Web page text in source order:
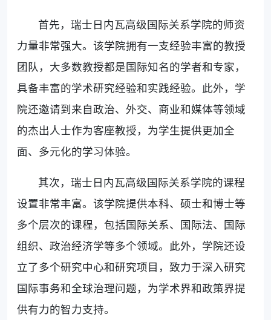
首先，瑞士日内瓦高级国际关系学院的师资
力量非常强大。该学院拥有一支经验丰富的教授
团队，大多数教授都是国际知名的学者和专家，
具备丰富的学术研究经验和实践经验。此外，学
院还邀请到来自政治、外交、商业和媒体等领域
的杰出人士作为客座教授，为学生提供更加全
面、多元化的学习体验。
其次，瑞士日内瓦高级国际关系学院的课程
设置非常丰富。该学院提供本科、硕士和博士等
多个层次的课程，包括国际关系、国际法、国际
组织、政治经济学等多个领域。此外，学院还设
立了多个研究中心和研究项目，致力于深入研究
国际事务和全球治理问题，为学术界和政策界提
供有力的智力支持。